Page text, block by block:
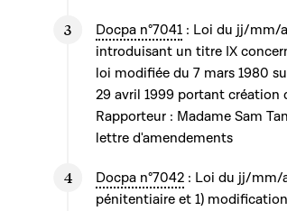
Docpa n°7041 : Loi du jj/mm/
introduisant un titre IX
loi modifiée du 7 mars 1980
29 avril 1999 portant
Rapporteur : Madame Sam
lettre d'amendements
Docpa n°7042 : Loi du jj/mm/
pénitentiaire et 1)